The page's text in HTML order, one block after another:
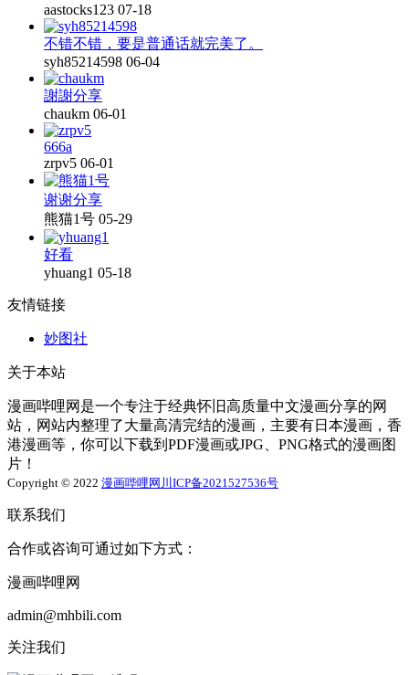
aastocks123 07-18
不错不错，要是普通话就完美了。
syh85214598 06-04
謝謝分享
chaukm 06-01
666a
zrpv5 06-01
谢谢分享
熊猫1号 05-29
好看
yhuang1 05-18
友情链接
妙图社
关于本站
漫画哔哩网是一个专注于经典怀旧高质量中文漫画分享的网
站，网站内整理了大量高清完结的漫画，主要有日本漫画，香
港漫画等，你可以下载到PDF漫画或JPG、PNG格式的漫画图
片！
Copyright © 2022 漫画哔哩网 川ICP备2021527536号
联系我们
合作或咨询可通过如下方式：
漫画哔哩网
admin@mhbili.com
关注我们